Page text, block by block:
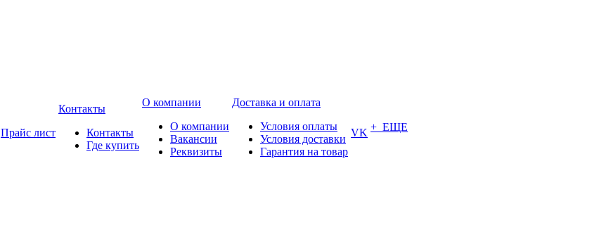
Прайс лист
Контакты
Контакты
Где купить
О компании
О компании
Вакансии
Реквизиты
Доставка и оплата
Условия оплаты
Условия доставки
Гарантия на товар
VK + ЕЩЕ